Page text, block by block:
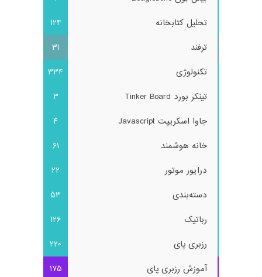
تحلیل کتابخانه
124
ترفند
31
تکنولوژی
334
تینکر بورد Tinker Board
3
جاوا اسکریپت Javascript
4
خانه هوشمند
61
درایور موتور
22
دسته‌بندی
53
رباتیک
126
رزبری پای
220
آموزش رزبری پای
175